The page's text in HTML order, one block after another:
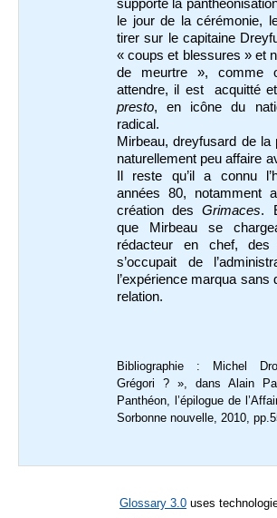
supporté la
le jour de la cérémonie,
tirer sur le capitaine
« coups et blessures » et
de meurtre », comme
attendre, il est acquitté
presto, en icône du
radical.
Mirbeau, dreyfusard de la
naturellement peu affaire
Il reste qu’il a connu
années 80, notamment
création desGrimaces.
que Mirbeau se
rédacteur en chef, des
s’occupait de
l’expérience marqua sans
relation.
Bibliographie : Michel
Grégori ? », dans Alain
Panthéon, l’épilogue de
Sorbonne nouvelle, 2010,
Glossary 3.0 uses